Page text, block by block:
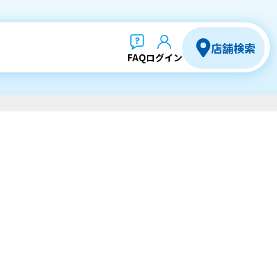
FAQログイン
店舗検索